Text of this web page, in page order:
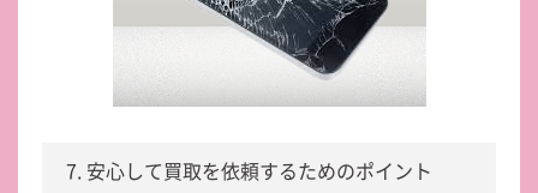
7. 安心して買取を依頼するためのポイント